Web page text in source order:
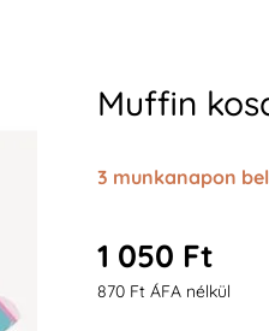
Muffin
3 munkanapon
1 050 Ft
870 Ft ÁFA nélkül